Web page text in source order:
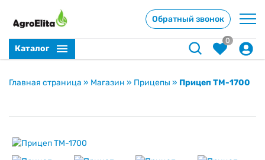
Обратный звонок
Каталог
0
Главная страница » Магазин » Прицепы » Прицеп ТМ-1700